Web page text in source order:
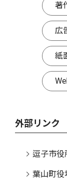
著
広
紙
外部リンク
逗子市役
葉山町役